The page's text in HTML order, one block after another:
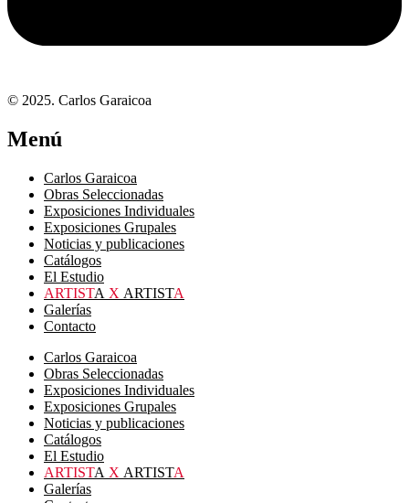
© 2025. Carlos Garaicoa
Menú
Carlos Garaicoa
Obras Seleccionadas
Exposiciones Individuales
Exposiciones Grupales
Noticias y publicaciones
Catálogos
El Estudio
ARTISTA X ARTISTA
Galerías
Contacto
Carlos Garaicoa
Obras Seleccionadas
Exposiciones Individuales
Exposiciones Grupales
Noticias y publicaciones
Catálogos
El Estudio
ARTISTA X ARTISTA
Galerías